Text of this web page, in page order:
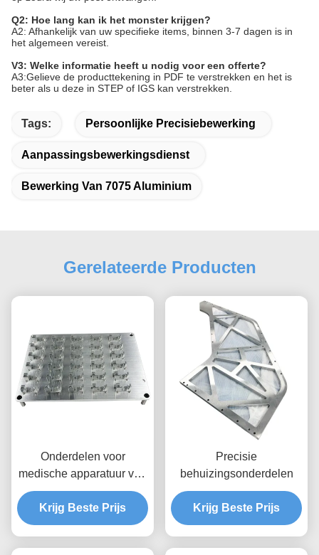
Q2: Hoe lang kan ik het monster krijgen?
A2: Afhankelijk van uw specifieke items, binnen 3-7 dagen is in
het algemeen vereist.
V3: Welke informatie heeft u nodig voor een offerte?
A3:Gelieve de producttekening in PDF te verstrekken en het is
beter als u deze in STEP of IGS kan verstrekken.
Tags: Persoonlijke Precisiebewerking
Aanpassingsbewerkingsdienst
Bewerking Van 7075 Aluminium
Gerelateerde Producten
Onderdelen voor
medische apparatuur van
hoge precisie
Krijg Beste Prijs
Precisie
behuizingsonderdelen
Krijg Beste Prijs